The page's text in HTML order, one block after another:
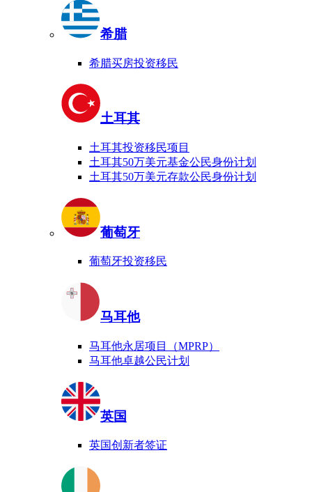
希腊
希腊买房投资移民
土耳其
土耳其投资移民项目
土耳其50万美元基金公民身份计划
土耳其50万美元存款公民身份计划
葡萄牙
葡萄牙投资移民
马耳他
马耳他永居项目（MPRP）
马耳他卓越公民计划
英国
英国创新者签证